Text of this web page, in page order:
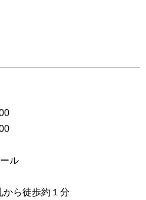
ル
から徒歩約１分